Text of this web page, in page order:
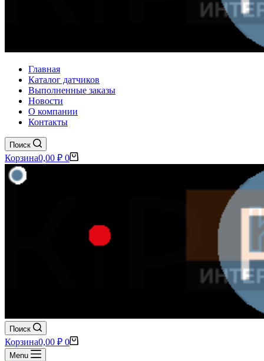
Главная
Каталог датчиков
Выполненные заказы
Новости
О компании
Контакты
Поиск
Корзина0,00 ₽ 0
Поиск
Корзина0,00 ₽ 0
Menu